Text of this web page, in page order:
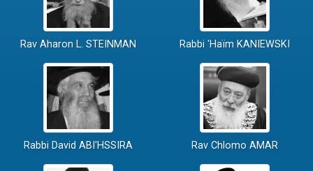
Rav Aharon L. STEINMAN Rabbi 'Haïm KANIEWSKI
Rabbi David ABI'HSSIRA Rav Chlomo AMAR